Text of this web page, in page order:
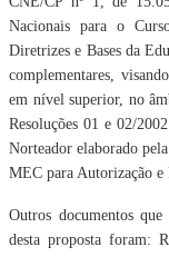
Nacionais para o
Diretrizes e Bases da
complementares,
em nível superior, no
Resoluções 01 e 02/
Norteador elaborado
MEC para Autorização e
Outros documentos
desta proposta foram: